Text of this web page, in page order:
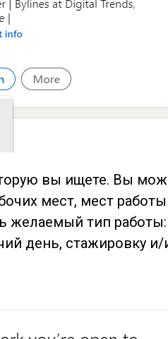
вы ищете. Вы
мест, мест
желаемый тип
день, стажировку